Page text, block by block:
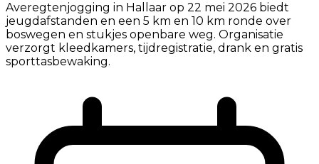
Averegtenjogging in Hallaar op 22 mei 2026 biedt
jeugdafstanden en een 5 km en 10 km ronde over
boswegen en stukjes openbare weg. Organisatie
verzorgt kleedkamers, tijdregistratie, drank en gratis
sporttasbewaking.